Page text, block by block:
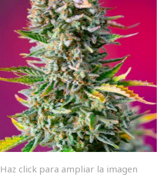
Haz click para ampliar la imagen